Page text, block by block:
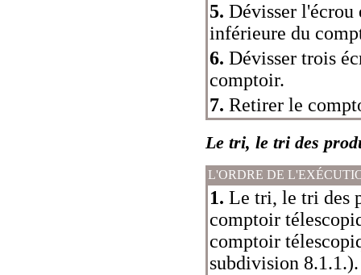
5. Dévisser
inférieure du
6. Dévisser trois
comptoir.
7. Retirer le
Le tri, le tri des
L'ORDRE DE
1. Le tri, le tri des
comptoir
comptoir
subdivision 8.1.1.).